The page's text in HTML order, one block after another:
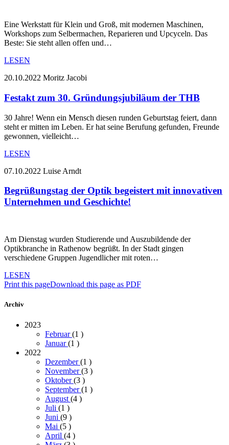
Eine Werkstatt für Klein und Groß, mit modernen Maschinen,
Workshops zum Selbermachen, Reparieren und Upcyceln. Das
Beste: Sie steht allen offen und…
LESEN
20.10.2022 Moritz Jacobi
Festakt zum 30. Gründungsjubiläum der THB
30 Jahre! Wenn ein Mensch diesen runden Geburtstag feiert, dann
steht er mitten im Leben. Er hat seine Berufung gefunden, Freunde
gewonnen, vielleicht…
LESEN
07.10.2022 Luise Arndt
Begrüßungstag der Optik begeistert mit innovativen
Unternehmen und Geschichte!
Am Dienstag wurden Studierende und Auszubildende der
Optikbranche in Rathenow begrüßt. In der Stadt gingen
verschiedene Gruppen Jugendlicher mit roten…
LESEN
Print this pageDownload this page as PDF
Archiv
2023
Februar(1 )
Januar(1 )
2022
Dezember(1 )
November(3 )
Oktober(3 )
September(1 )
August (4 )
Juli (1 )
Juni (9 )
Mai (5 )
April (4 )